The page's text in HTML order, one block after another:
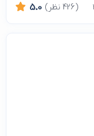
5.0 (426 نظر)